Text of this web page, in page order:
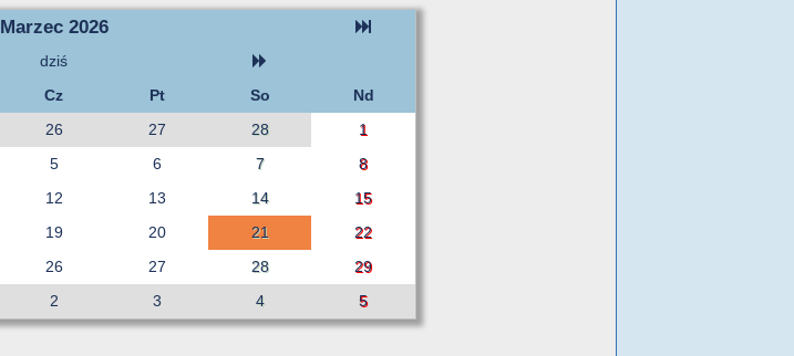
Marzec 2026
dziś
Cz Pt So
Nd
26 27 28
1
5 6 7
8
12 13 14
15
19 20 21
22
26 27 28
29
2 3 4 5